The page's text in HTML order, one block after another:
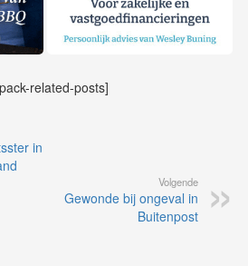
related-posts]
in
Volgende
Gewonde bij ongeval in
Buitenpost